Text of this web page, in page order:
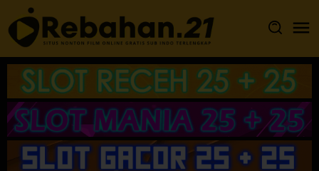
Loncat
ke
konten